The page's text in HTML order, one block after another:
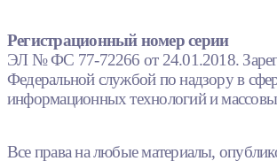
Регистрационный номер серии
ЭЛ № ФС 77-72266 от 24.01.2018.
Федеральной службой по надзору в
информационных технологий и
Все права на любые материалы,